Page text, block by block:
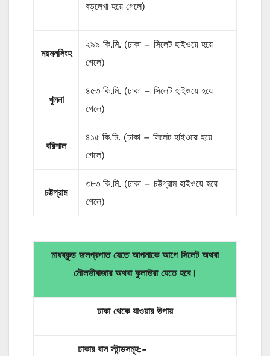
বড়লেখা হয়ে গেলে)
ময়মনসিংহ
২৯৯ কি.মি. (ঢাকা – সিলেট হাইওয়ে হয়ে
গেলে)
খুলনা
৪৫৩ কি.মি. (ঢাকা – সিলেট হাইওয়ে হয়ে
গেলে)
বরিশাল
৪১৫ কি.মি. (ঢাকা – সিলেট হাইওয়ে হয়ে
গেলে)
চট্টগ্রাম
৩৮৩ কি.মি. (ঢাকা – চট্টগ্রাম হাইওয়ে হয়ে
গেলে)
মাধবকুন্ড জলপ্রপাত যেতে আপনাকে আগে সিলেট অথবা
মৌলভীবাজার অথবা কুলাঊরা যেতে হবে।
ঢাকা থেকে যাওয়ার উপায়
ঢাকার বাস স্টান্ডসমূহ:-